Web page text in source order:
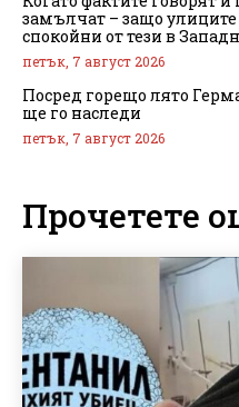
замълчат – защо улиците
спокойни от тези в
петък, 7 август 2026
Посред горещо лято
ще го наследи
петък, 7 август 2026
Прочетете